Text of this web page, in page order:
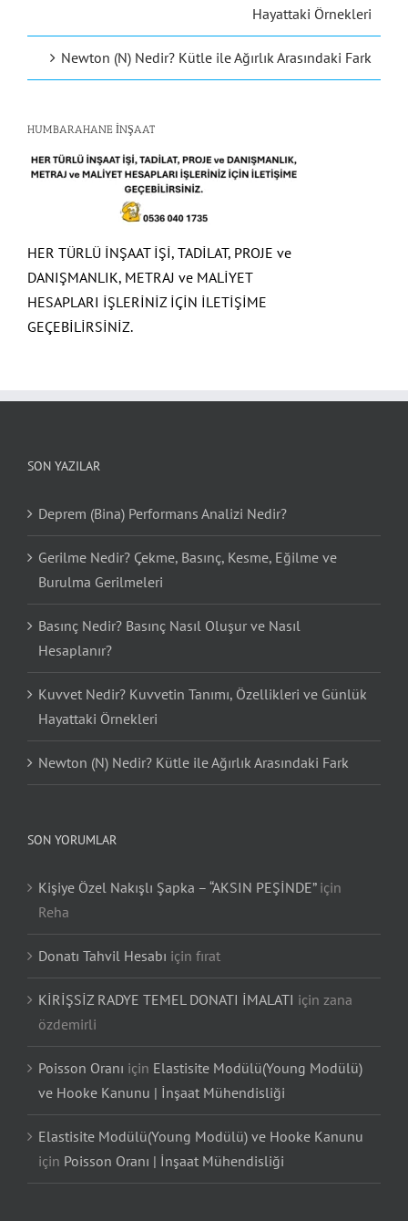
Hayattaki Örnekleri
Newton (N) Nedir? Kütle ile Ağırlık Arasındaki Fark
HUMBARAHANE İNŞAAT
HER TÜRLÜ İNŞAAT İŞİ, TADİLAT, PROJE ve
DANIŞMANLIK, METRAJ ve MALİYET
HESAPLARI İŞLERİNİZ İÇİN İLETİŞİME
GEÇEBİLİRSİNİZ.
SON YAZILAR
Deprem (Bina) Performans Analizi Nedir?
Gerilme Nedir? Çekme, Basınç, Kesme, Eğilme ve
Burulma Gerilmeleri
Basınç Nedir? Basınç Nasıl Oluşur ve Nasıl
Hesaplanır?
Kuvvet Nedir? Kuvvetin Tanımı, Özellikleri ve Günlük
Hayattaki Örnekleri
Newton (N) Nedir? Kütle ile Ağırlık Arasındaki Fark
SON YORUMLAR
Kişiye Özel Nakışlı Şapka – “AKSIN PEŞİNDE”için
Reha
Donatı Tahvil Hesabı için fırat
KİRİŞSİZ RADYE TEMEL DONATI İMALATI için zana
özdemirli
Poisson Oranı için Elastisite Modülü(Young Modülü)
ve Hooke Kanunu | İnşaat Mühendisliği
Elastisite Modülü(Young Modülü) ve Hooke Kanunu
için Poisson Oranı | İnşaat Mühendisliği